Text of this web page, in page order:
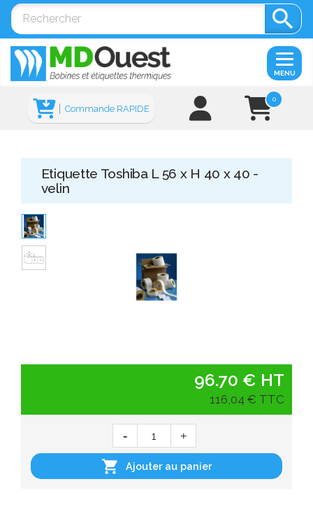

0
Commande RAPIDE
MENU
Etiquette Toshiba L 56 x H 40 x 40 -
velin
96.70 € HT
116,04 € TTC
 Ajouter au panier